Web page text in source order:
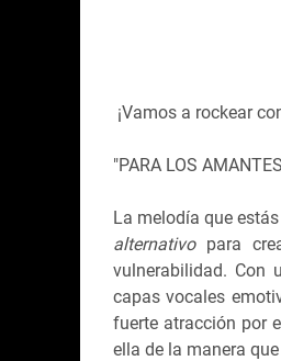
¡Vamos a rockear
"PARA LOS
La melodía que
alternativopara
vulnerabilidad. Con
capas vocales
fuerte atracción por
ella de la manera